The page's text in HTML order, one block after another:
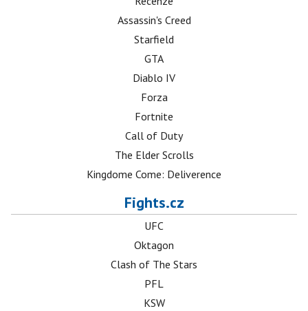
Assassin's Creed
Starfield
GTA
Diablo IV
Forza
Fortnite
Call of Duty
The Elder Scrolls
Kingdome Come: Deliverence
Fights.cz
UFC
Oktagon
Clash of The Stars
PFL
KSW